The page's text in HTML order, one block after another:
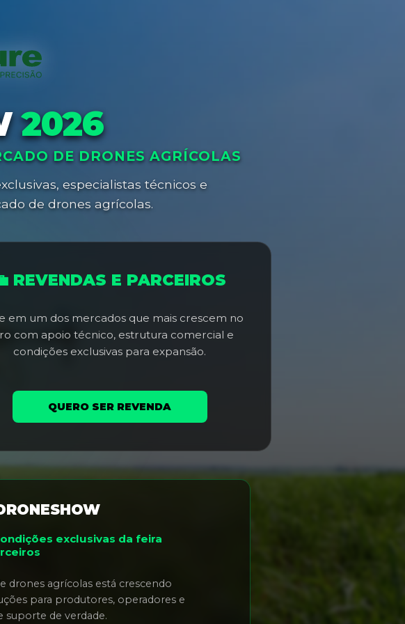
2026
DE DRONES AGRÍCOLAS
especialistas técnicos e
de drones agrícolas.
REVENDAS E PARCEIROS
em um dos mercados que mais crescem no
com apoio técnico, estrutura comercial e
condições exclusivas para expansão.
QUERO SER REVENDA
exclusivas da feira
drones agrícolas está crescendo
para produtores, operadores e
suporte de verdade.